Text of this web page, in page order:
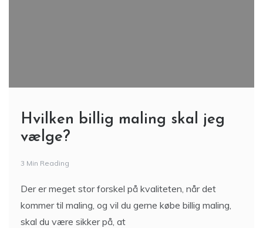
Hvilken billig maling skal jeg
vælge?
3 Min Reading
Der er meget stor forskel på kvaliteten, når det
kommer til maling, og vil du gerne købe billig maling,
skal du være sikker på, at